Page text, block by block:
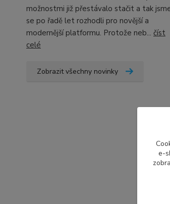
možnostmi již přestávalo stačit a tak
se po řadě let rozhodli pro novější a
modernější platformu. Protože neb... číst
celé
Zobrazit všechny novinky
e-